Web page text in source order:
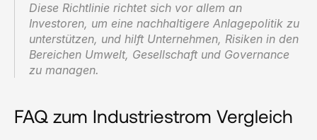
Diese Richtlinie richtet sich vor allem an
Investoren, um eine nachhaltigere Anlagepolitik zu
unterstützen, und hilft Unternehmen, Risiken in den
Bereichen Umwelt, Gesellschaft und Governance
zu managen.
FAQ zum Industriestrom Vergleich